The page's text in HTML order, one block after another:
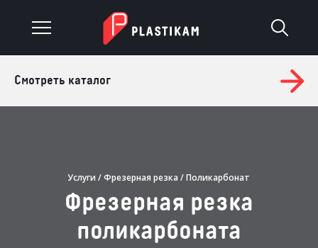
Изделия на заказ
Материалы
Смотреть каталог
Услуги /Фрезерная резка / Поликарбонат
Фрезерная резка
поликарбоната